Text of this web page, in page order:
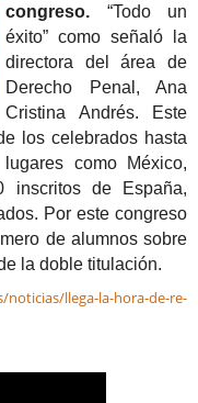
congreso. “Todo un
éxito” como señaló la
directora del área de
Derecho Penal, Ana
Cristina Andrés. Este
los celebrados hasta
como México,
de España,
Por este congreso
de alumnos sobre
la doble titulación.
llega-la-hora-de-re-